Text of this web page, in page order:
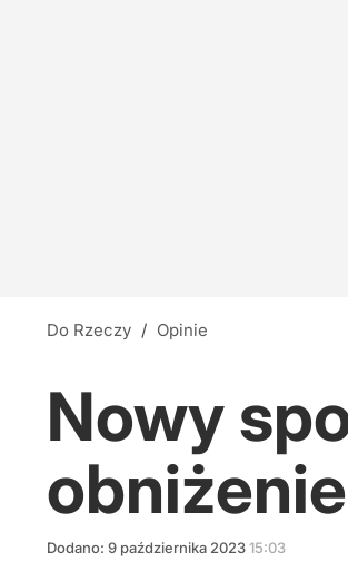
Do Rzeczy / Opinie
Nowy
Dodano: 9 października 202315:03